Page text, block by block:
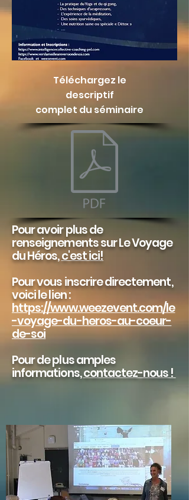
Téléchargez le
descriptif
complet du séminaire
Pour avoir plus de
renseignements sur Le Voyage
du Héros,c'est ici!
Pour vous inscrire directement,
voici le lien :
https://www.weezevent.com/le
-voyage-du-heros-au-coeur-
de-soi
Pour de plus amples
informations,contactez-nous !